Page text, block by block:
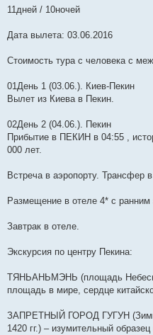
о
м
е
я
11дней / 10ночей
Дата вылета: 03.06.2016
Стоимость тура с человека с
01День 1 (03.06.). Киев-Пекин
Вылет из Киева в Пекин.
02День 2 (04.06.). Пекин
Прибытие в ПЕКИН в 04:55 ,
000 лет.
Встреча в аэропорту. Трансфер
Размещение в отеле 4* с ранним
Завтрак в отеле.
Экскурсия по центру Пекина:
ТЯНЬАНЬМЭНЬ (площадь
площадь в мире, сердце
ЗАПРЕТНЫЙ ГОРОД ГУГУН
1420 гг.) – изумительный